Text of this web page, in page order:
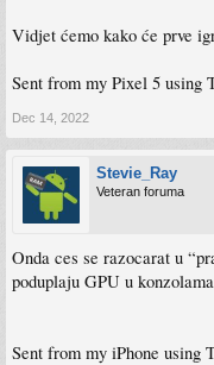
Vidjet ćemo kako će prve
Sent from my Pixel 5 using
Dec 14, 2022
Stevie_Ray
Veteran foruma
Onda ces se razocarat u
poduplaju GPU u
Sent from my iPhone using